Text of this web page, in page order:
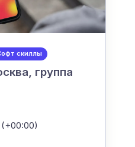
скиллы
группа
(+00:00)